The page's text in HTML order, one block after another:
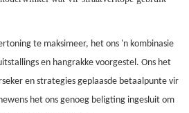
te maksimeer, het ons 'n kombinasie
en hangrakke voorgestel. Ons het
en strategies geplaasde betaalpunte vir
het ons genoeg beligting ingesluit om